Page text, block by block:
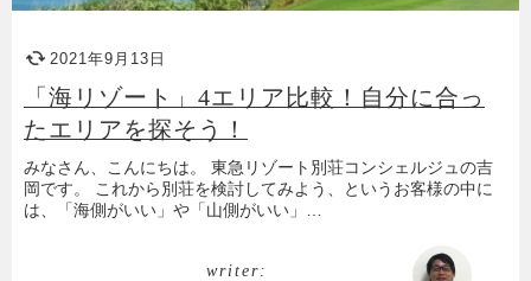
2021年9月13日
「海リゾート」4エリア比較！自分に合っ
たエリアを探そう！
みなさん、こんにちは。 東急リゾート別荘コンシェルジュの吉
岡です。 これから別荘を検討してみよう、というお客様の中に
は、「海側がいい」や「山側がいい」…
writer: